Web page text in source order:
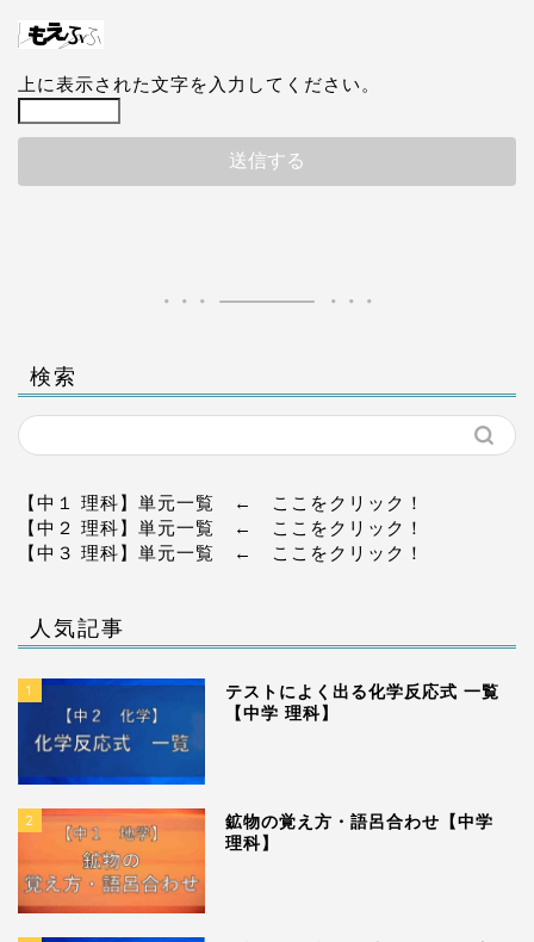
上に表示された文字を入力してください。
検索
【中１ 理科】単元一覧 ← ここをクリック！
【中２ 理科】単元一覧 ← ここをクリック！
【中３ 理科】単元一覧 ← ここをクリック！
人気記事
1
テストによく出る化学反応式 一覧
【中学 理科】
2
鉱物の覚え方・語呂合わせ【中学
理科】